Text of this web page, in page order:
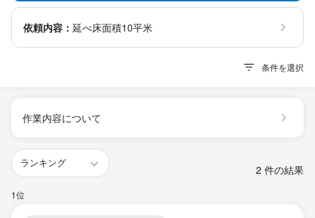
依頼内容： 延べ床面積10平米
条件を選択
作業内容について
2 件の結果
1位